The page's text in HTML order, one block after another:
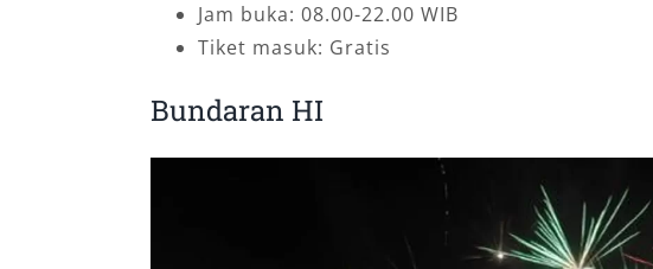
Jam buka: 08.00-22.00 WIB
Tiket masuk: Gratis
Bundaran HI